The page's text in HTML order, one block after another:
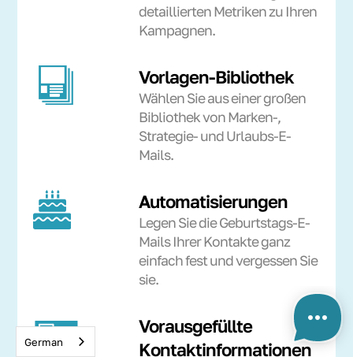
detaillierten Metriken zu Ihren
Kampagnen.
Vorlagen-Bibliothek
Wählen Sie aus einer großen
Bibliothek von Marken-,
Strategie- und Urlaubs-E-
Mails.
Automatisierungen
Legen Sie die Geburtstags-E-
Mails Ihrer Kontakte ganz
einfach fest und vergessen Sie
sie.
Vorausgefüllte
Kontaktinformationen
German